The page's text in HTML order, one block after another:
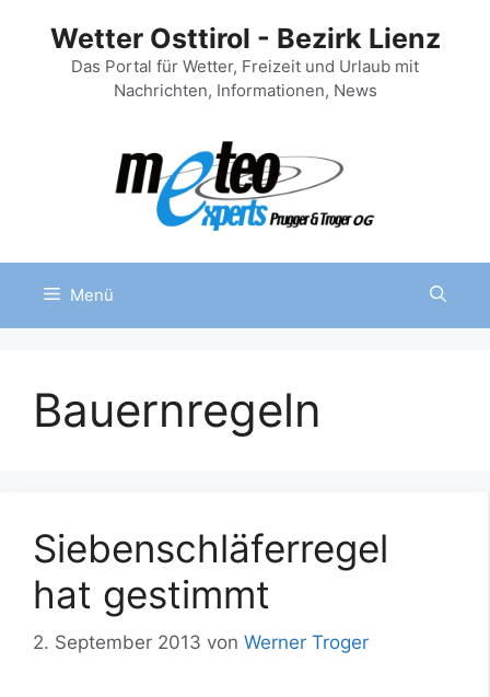
springen
Wetter Osttirol - Bezirk Lienz
Das Portal für Wetter, Freizeit und Urlaub mit
Nachrichten, Informationen, News
Menü
Bauernregeln
Siebenschläferregel
hat gestimmt
2. September 2013 von Werner Troger